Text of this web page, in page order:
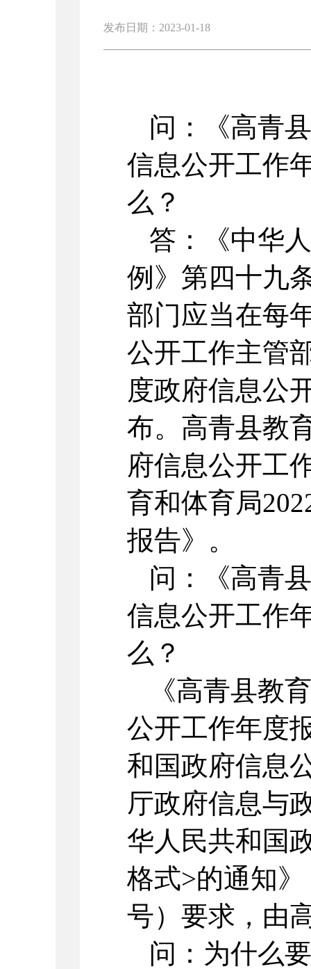
发布日期：2023-01-18
问：《高青
信息公开工作
么？
答：《中华
例》第四十九
部门应当在每
公开工作主管
度政府信息公
布。高青县教
府信息公开工
育和体育局
报告》。
问：《高青
信息公开工作
么？
《高青县教
公开工作年度
和国政府信息
厅政府信息与
华人民共和国
格式>的通知
号）要求，由
问：为什么